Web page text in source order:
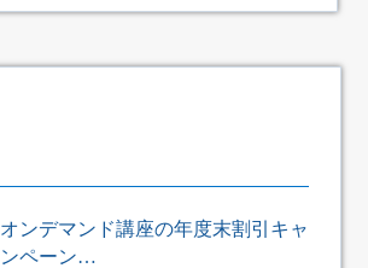
オンデマンド講座の年度末割引キャ
ンペーン…